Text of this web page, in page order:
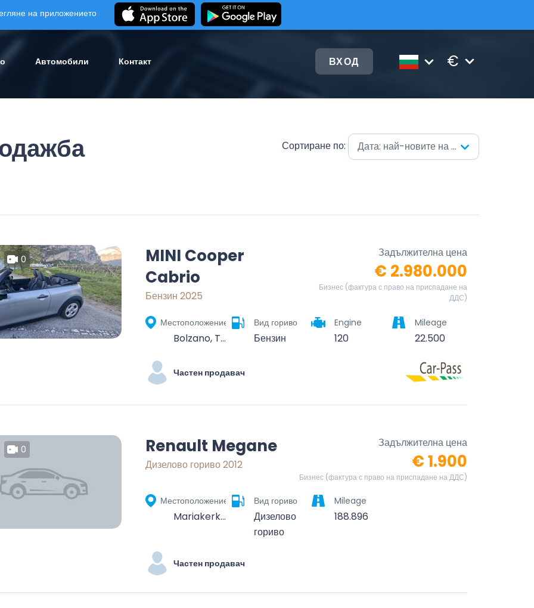
на приложението
Автомобили Контакт ВХОД €
Сортиране по: Дата: най-новите на първо място
0
MINI Cooper
Cabrio
Бензин 2025
Задължителна цена
€ 2.980.000
Бизнес (фактура с право на приспадане на
ДДС)
Местоположение
Bolzano, Trentino-Alto Adige, 39100, Italia
Вид гориво
Бензин
Engine
120
Mileage
22.500
Частен продавач
0 Renault Megane
Дизелово гориво 2012
Задължителна цена
€ 1.900
Бизнес (фактура с право на приспадане на ДДС)
Местоположение
Mariakerke, Ghent, Gent, East Flanders, Flanders, 9030, Belgium
Вид гориво
Дизелово
гориво
Mileage
188.896
Частен продавач